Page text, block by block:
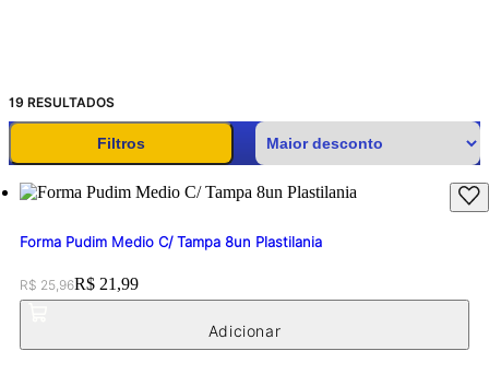
19 RESULTADOS
Filtros
Forma Pudim Medio C/ Tampa 8un Plastilania
Original price:
R$ 25,96Price:
R$ 21,99